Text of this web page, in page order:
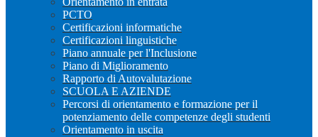
PCTO
Certificazioni informatiche
Certificazioni linguistiche
Piano annuale per l'Inclusione
Piano di Miglioramento
Rapporto di Autovalutazione
SCUOLA E AZIENDE
Percorsi di orientamento e formazione per il
potenziamento delle competenze degli studenti
Orientamento in uscita